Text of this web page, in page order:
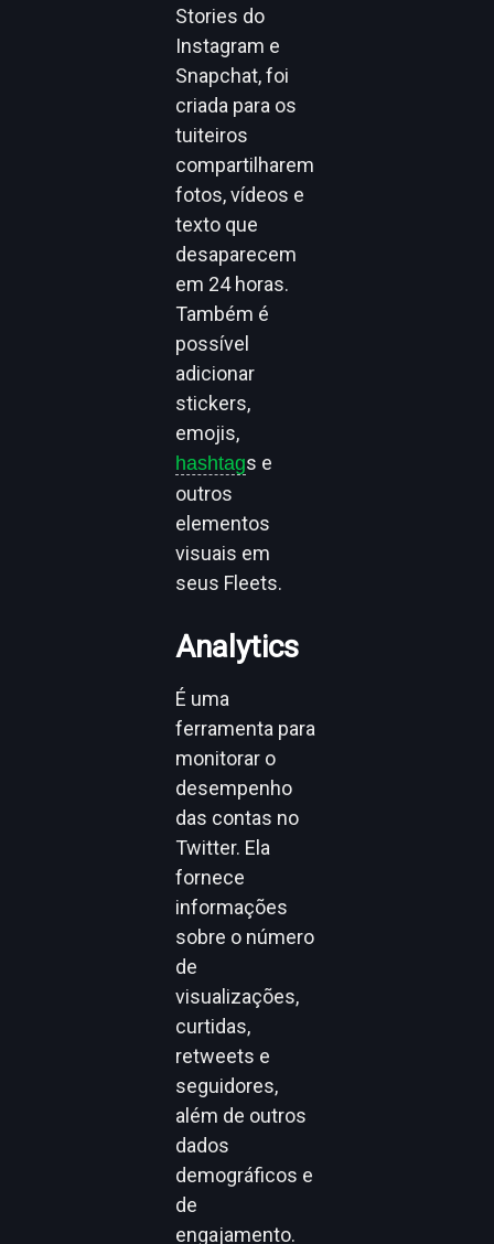
Stories do
Instagram e
Snapchat, foi
criada para os
tuiteiros
compartilharem
fotos, vídeos e
texto que
desaparecem
em 24 horas.
Também é
possível
adicionar
stickers,
emojis,
hashtags e
outros
elementos
visuais em
seus Fleets.
Analytics
É uma
ferramenta para
monitorar o
desempenho
das contas no
Twitter. Ela
fornece
informações
sobre o número
de
visualizações,
curtidas,
retweets e
seguidores,
além de outros
dados
demográficos e
de
engajamento.